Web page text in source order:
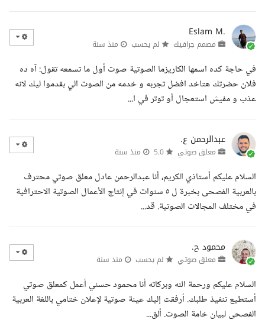
Eslam M.
مصمم جرافيك لم يحسب منذ سنة
في حاجة كده اسمها الكاريزما الصوتية صوت أول ما تسمعه تقول: آه ده
فلان حضرتك هتاخد افضل تجربه و خدمه من الصوت الي بقدموا ليك لانه
عذب و مفيش استعجال أو توتر في ا...
عبدالرحمن ع.
معلق صوتي منذ سنة
السلام عليكم أستاذي الكريم، أنا عبدالرحمن عادل معلق صوتي محترف
بالعربية الفصحى بخبرة ل ٥ سنوات في إنتاج الأعمال الصوتية الاحترافية
في مختلف المجالات الصوتية. قد...
محمود ح.
معلق صوتي لم يحسب منذ سنة
السلام عليكم ورحمة الله وبركاته أنا محمود حسني أعمل كمعلق صوتي
أستطيع تنفيذ طلبك. أرفقت إليك عينة صوتية لإعلان ختامي باللغة العربية
الفصحى لبيان خامة الصوت. ألق...